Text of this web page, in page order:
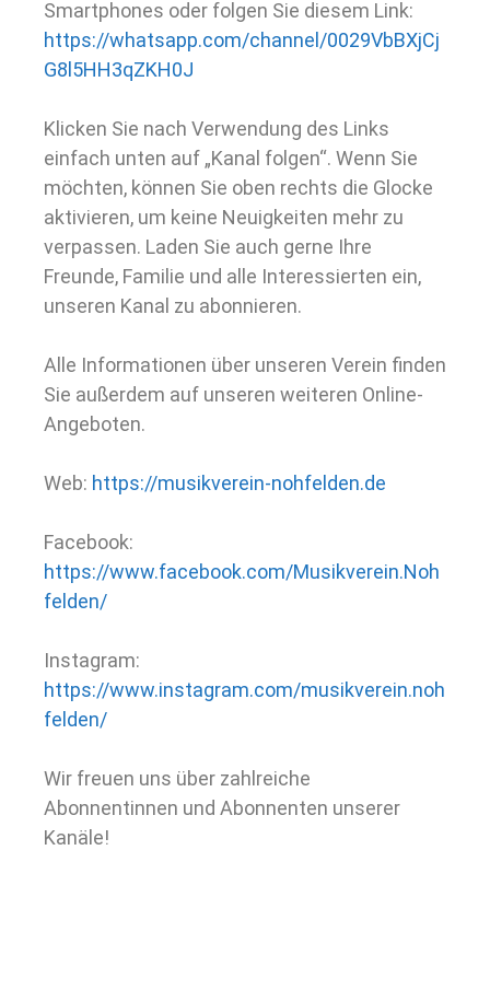
Smartphones oder folgen Sie diesem Link:
https://whatsapp.com/channel/0029VbBXjCj
G8l5HH3qZKH0J
Klicken Sie nach Verwendung des Links
einfach unten auf „Kanal folgen“. Wenn Sie
möchten, können Sie oben rechts die Glocke
aktivieren, um keine Neuigkeiten mehr zu
verpassen. Laden Sie auch gerne Ihre
Freunde, Familie und alle Interessierten ein,
unseren Kanal zu abonnieren.
Alle Informationen über unseren Verein finden
Sie außerdem auf unseren weiteren Online-
Angeboten.
Web: https://musikverein-nohfelden.de
Facebook:
https://www.facebook.com/Musikverein.Noh
felden/
Instagram:
https://www.instagram.com/musikverein.noh
felden/
Wir freuen uns über zahlreiche
Abonnentinnen und Abonnenten unserer
Kanäle!